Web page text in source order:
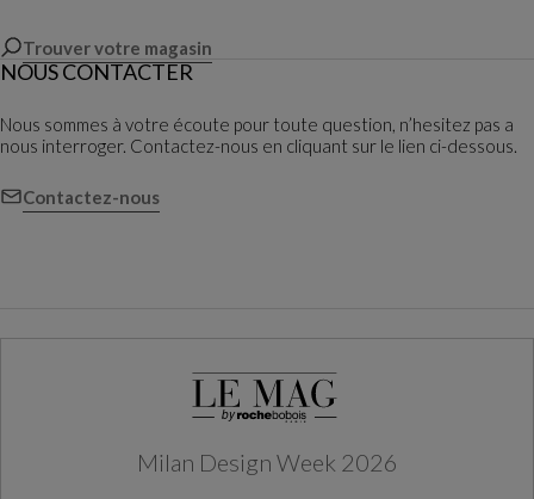
Trouver votre magasin
NOUS CONTACTER
Nous sommes à votre écoute pour toute question, n’hesitez pas a
nous interroger. Contactez-nous en cliquant sur le lien ci-dessous.
Contactez-nous
Milan Design Week 2026